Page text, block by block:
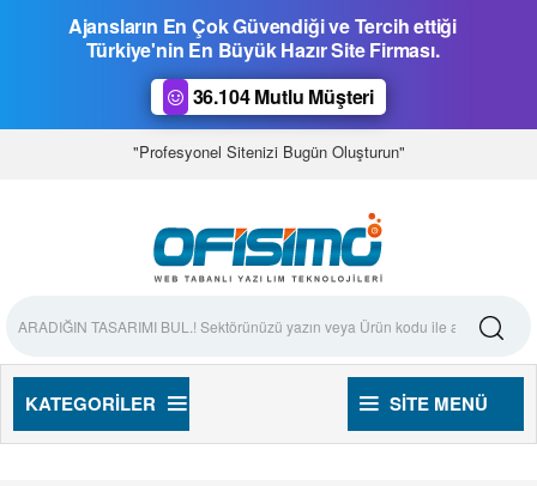
Ajansların En Çok Güvendiği ve Tercih ettiği
Türkiye'nin En Büyük Hazır Site Firması.
36.104 Mutlu Müşteri
"Profesyonel Sitenizi Bugün Oluşturun"
KATEGORILER SITE MENÜ